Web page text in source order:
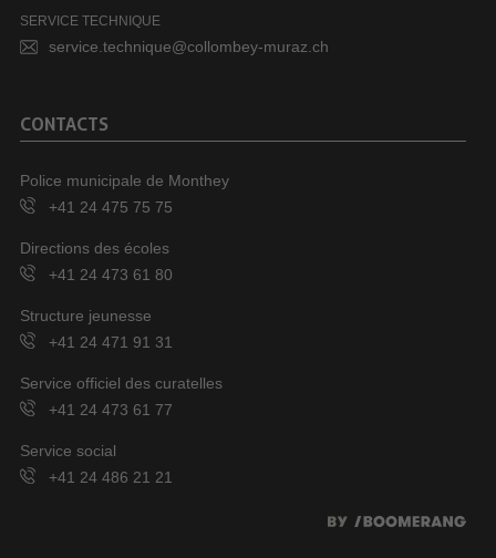
SERVICE TECHNIQUE
service.technique@collombey-muraz.ch
CONTACTS
Police municipale de Monthey
+41 24 475 75 75
Directions des écoles
+41 24 473 61 80
Structure jeunesse
+41 24 471 91 31
Service officiel des curatelles
+41 24 473 61 77
Service social
+41 24 486 21 21